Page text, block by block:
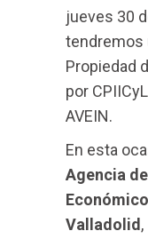
jueves 30
tendremos
Propiedad
por
AVEIN.
En esta
Agencia
Valladolid